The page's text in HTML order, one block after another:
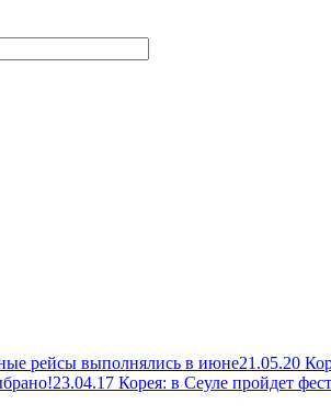
рейсы выполнялись в июне21.05.20
23.04.17 Корея: в Сеуле пройдет